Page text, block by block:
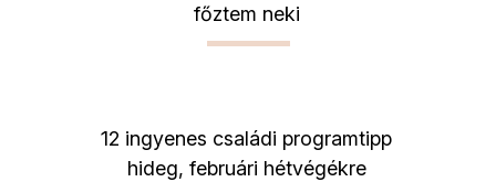
főztem neki
12 ingyenes családi programtipp
hideg, februári hétvégékre